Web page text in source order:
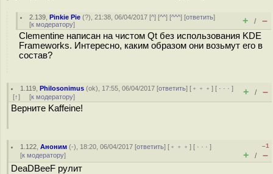
2.139 ,Pinkie Pie (?), 21:38, 06/04/2017 [^] [^^] [^^^] [ответить]
[к модератору] + / –
Clementine написан на чистом Qt без использования KDE
Frameworks. Интересно, каким образом они возьмут его в
состав?
1.119 ,Philosonimus (ok), 17:55, 06/04/2017 [ответить] [ ﹢﹢﹢] [ · · ·]
[↑] [к модератору] + / –
Верните Kaffeine!
1.122 ,Аноним (-), 18:20, 06/04/2017 [ответить] [ ﹢﹢﹢] [ · · ·]
[к модератору]
–1
+ / –
DeaDBeeF рулит